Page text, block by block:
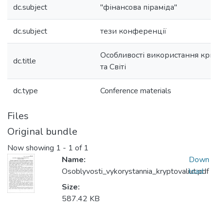
dc.subject "фінансова піраміда"
dc.subject тези конференції
dc.title
Особливості використання
та Світі
dc.type Conference materials
Files
Original bundle
Now showing 1 - 1 of 1
Name:
Osoblyvosti_vykorystannia_kryptovaliut.pdf
Size:
587.42 KB
Down
load